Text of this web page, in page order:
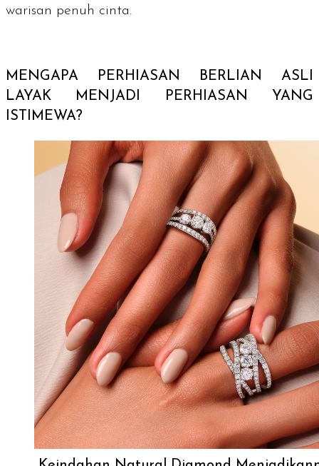
warisan penuh cinta.
MENGAPA PERHIASAN BERLIAN ASLI
LAYAK MENJADI PERHIASAN YANG
ISTIMEWA?